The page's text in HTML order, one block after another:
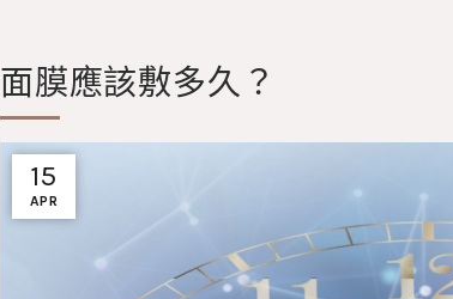
面膜應該敷多久？
15
APR